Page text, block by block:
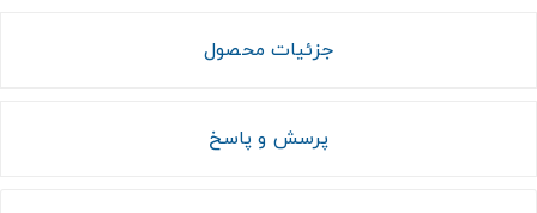
جزئیات محصول
پرسش و پاسخ